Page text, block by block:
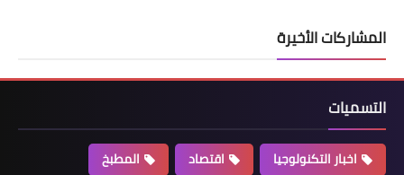
المشاركات الأخيرة
التسميات
اخبار التكنولوجيا اقتصاد
المطبخ